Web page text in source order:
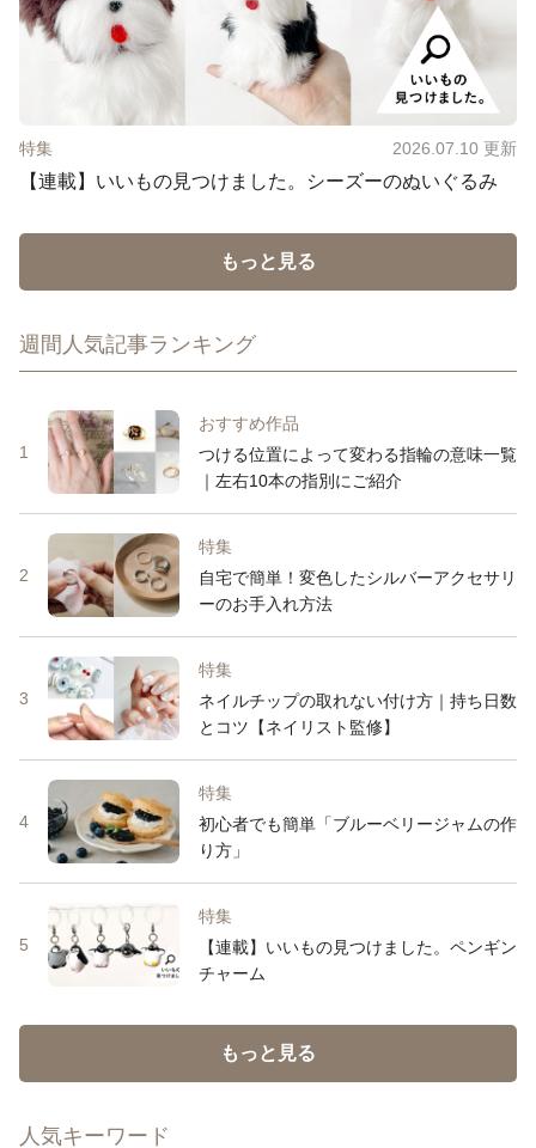
特集 2026.07.10 更新
【連載】いいもの見つけました。シーズーのぬいぐるみ
もっと見る
週間人気記事ランキング
1
おすすめ作品
つける位置によって変わる指輪の意味一覧
｜左右10本の指別にご紹介
2
特集
自宅で簡単！変色したシルバーアクセサリ
ーのお手入れ方法
3
特集
ネイルチップの取れない付け方｜持ち日数
とコツ【ネイリスト監修】
4
特集
初心者でも簡単「ブルーベリージャムの作
り方」
5
特集
【連載】いいもの見つけました。ペンギン
チャーム
もっと見る
人気キーワード